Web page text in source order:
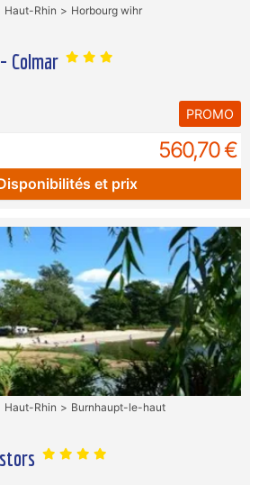
Colmar
Haut-Rhin
Horbourg wihr
PROMO
560,70 €
et prix
Haut-Rhin
Burnhaupt-le-haut